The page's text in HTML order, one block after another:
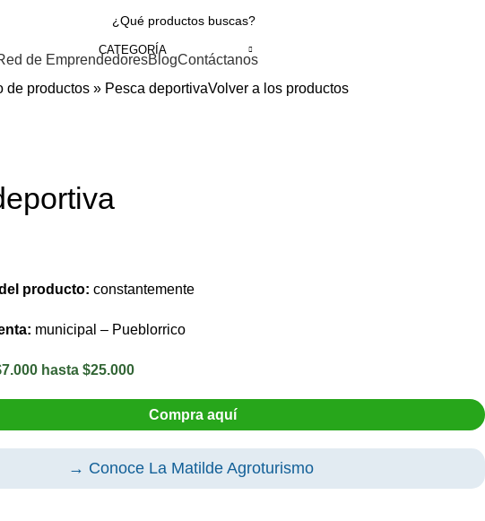
CATEGORÍA
de EmprendedoresBlogContáctanos
de productos » Pesca deportivaVolver a los productos
producto: constantemente
municipal – Pueblorrico
hasta $25.000
Compra aquí
→ Conoce La Matilde Agroturismo